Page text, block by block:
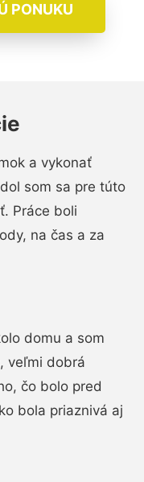
PONUKU
a vykonať
som sa pre túto
Práce boli
na čas a za
domu a som
veľmi dobrá
čo bolo pred
bola priaznivá aj